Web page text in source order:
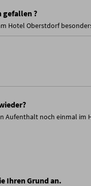
gefallen ?
Hotel Oberstdorf
Aufenthalt noch einmal im
Ihren Grund an.